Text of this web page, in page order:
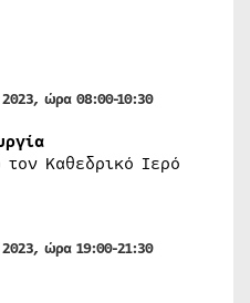
ώρα 08:00-10:30
Καθεδρικό Ιερό
ώρα 19:00-21:30